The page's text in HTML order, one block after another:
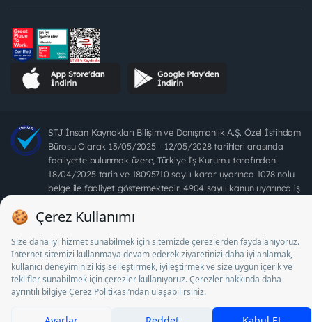
STJ İnsan Kaynakları Bilişim ve Danışmanlık A.Ş. Özel İstihdam
Bürosu Olarak 13/05/2025 - 12/05/2028 tarihleri arasında
faaliyette bulunmak üzere, Türkiye İş Kurumu tarafından
18/04/2025 tarih ve 18095710 sayılı karar uyarınca 1078 nolu
belge ile faaliyet göstermektedir. 4904 sayılı kanun uyarınca iş